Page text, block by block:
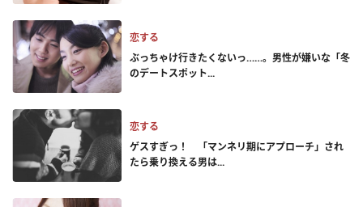
恋する
ぶっちゃけ行きたくないっ……。男性が嫌いな「冬
のデートスポット...
恋する
ゲスすぎっ！ 「マンネリ期にアプローチ」され
たら乗り換える男は...